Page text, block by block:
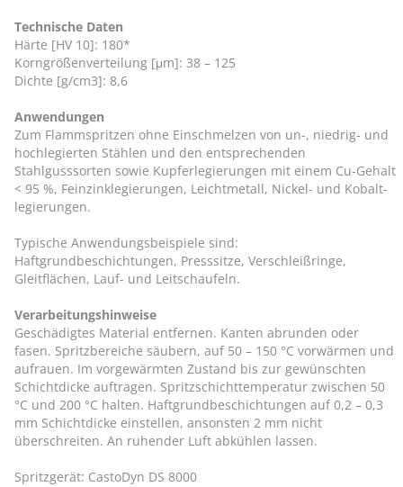
Technische Daten
Härte [HV 10]: 180*
Korngrößenverteilung [μm]: 38 – 125
Dichte [g/cm3]: 8,6
Anwendungen
Zum Flammspritzen ohne Einschmelzen von un-, niedrig- und
hochlegierten Stählen und den entsprechenden
Stahlgusssorten sowie Kupferlegierungen mit einem Cu-Gehalt
< 95 %, Feinzinklegierungen, Leichtmetall, Nickel- und Kobalt-
legierungen.
Typische Anwendungsbeispiele sind:
Haftgrundbeschichtungen, Presssitze, Verschleißringe,
Gleitflächen, Lauf- und Leitschaufeln.
Verarbeitungshinweise
Geschädigtes Material entfernen. Kanten abrunden oder
fasen. Spritzbereiche säubern, auf 50 – 150 °C vorwärmen und
aufrauen. Im vorgewärmten Zustand bis zur gewünschten
Schichtdicke auftragen. Spritzschichttemperatur zwischen 50
°C und 200 °C halten. Haftgrundbeschichtungen auf 0,2 – 0,3
mm Schichtdicke einstellen, ansonsten 2 mm nicht
überschreiten. An ruhender Luft abkühlen lassen.
Spritzgerät: CastoDyn DS 8000